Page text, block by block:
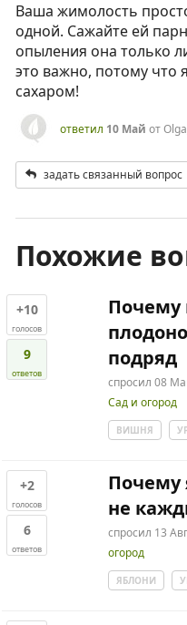
Ваша жимолость
одной. Сажайте ей
опыления она только
это важно, потому
сахаром!
ответил 10 Май от
задать связанный вопрос
Похожие
+10
голосов
9
ответов
Почему
подряд
спросил 08
Сад и огород
ВИШНЯ
+2
голосов
6
ответов
Почему
не
спросил 13
огород
ЯБЛОНИ